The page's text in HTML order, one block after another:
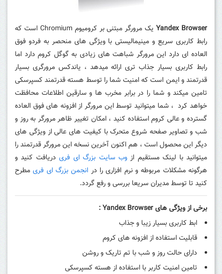
Yandex Browserیک مرورگر مبتنی بر کرومیومChromium است که
رابط کاربری سریع و مینیمالیستی با ویژگی های منحصر به فردو فوق
العاده ای دارد این مرورگر شباهت های زیادی به گوگل کروم دارد اما
رابط کاربری بسیار جذاب تری ارائه میدهد ، یاندکس مرورگری بسیار
قدرتمند و ایمن است که امنیت شما را توسط هسته قدرتمند کسپرسکی
تامین میکند و شما را در برابر مخرب ها و سارقین اطلاعات محافظت
خواهد کرد ، شما میتوانید توسط این مرورگر از افزونه های فوق العاده
گسترده و عالی کروم استفاده کنید ، امکان تغییر ظاهر مرورگر به روز و
شب و تصاویر صفحه شروع متحرک با کیفیت های عالی از ویژگی های
دیگر این محصول است ، هم اکنون آخرین نسخه این مرورگر قدرتمند را
میتوانید با لینک مستقیم ازوب سایت بزرگ ای فریدریافت کنید و
هرگونه مشکلات مربوطه و نرم افزاری را در انجمن بزرگ ای فریمطرح
کنید تا توسط مدیران سریعا بررسی و رفع گردد.
برخی از ویژگی هایYandex Browser
:
ابط کاربری بسیار زیبا و جذاب
قابلیت استفاده از افزونه های کروم
دارای حالت روز و شب با تم تاریک و روشن
تامین امنیت کاربر با استفاده از هسته کسپرسکی